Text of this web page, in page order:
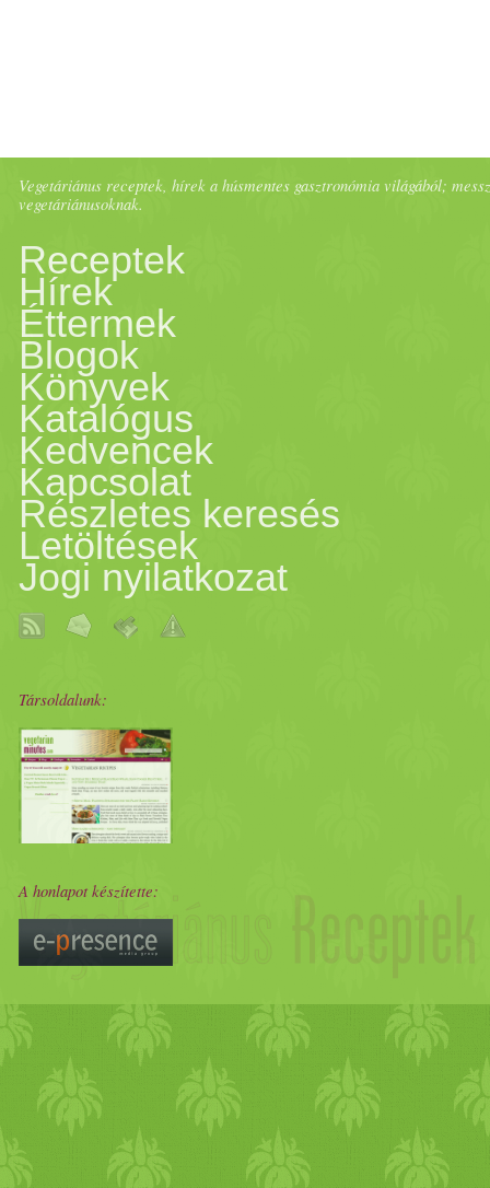
Vegetáriánus receptek, hírek a húsmentes gasztronómia világából;
vegetáriánusoknak.
Receptek
Hírek
Éttermek
Blogok
Könyvek
Katalógus
Kedvencek
Kapcsolat
Részletes keresés
Letöltések
Jogi nyilatkozat
Társoldalunk:
A honlapot készítette: